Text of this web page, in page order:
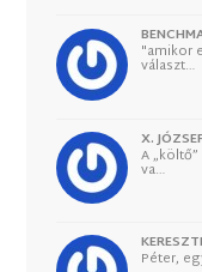
"amikor
választ…
X.
A
va…
Péter,